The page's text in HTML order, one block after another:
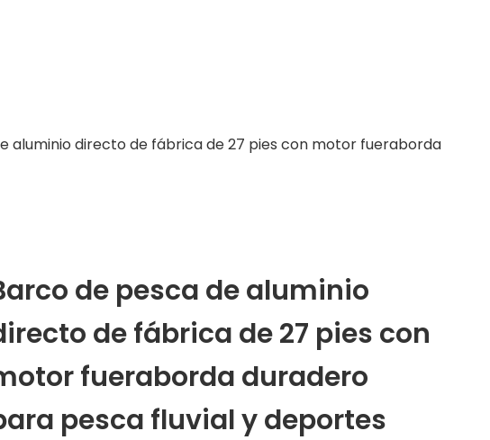
aluminio directo de fábrica de 27 pies con motor fueraborda
de pesca de aluminio
de fábrica de 27 pies con
fueraborda duradero
pesca fluvial y deportes